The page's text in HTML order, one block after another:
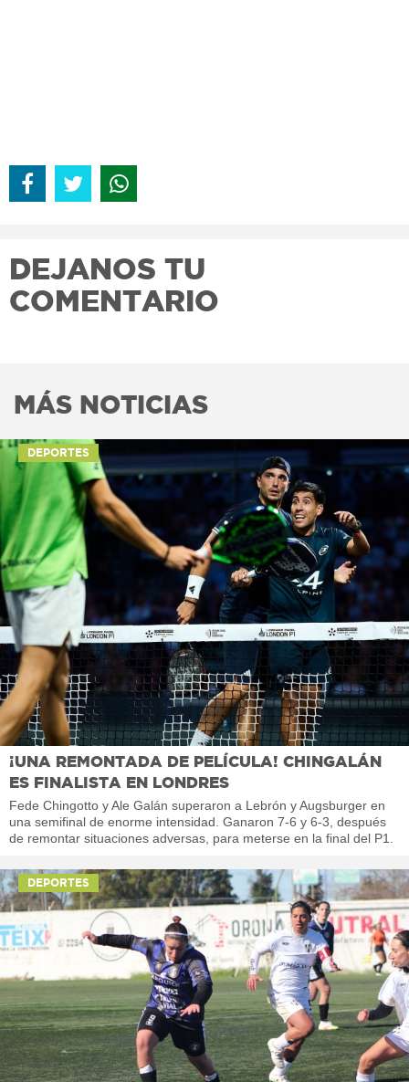
DEJANOS TU
COMENTARIO
MÁS NOTICIAS
DEPORTES
¡UNA REMONTADA DE PELÍCULA! CHINGALÁN
ES FINALISTA EN LONDRES
Fede Chingotto y Ale Galán superaron a Lebrón y Augsburger en
una semifinal de enorme intensidad. Ganaron 7-6 y 6-3, después
de remontar situaciones adversas, para meterse en la final del P1.
DEPORTES